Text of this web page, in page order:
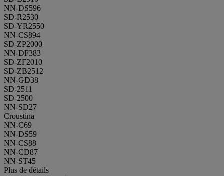
NN-DS596
SD-R2530
SD-YR2550
NN-CS894
SD-ZP2000
NN-DF383
SD-ZF2010
SD-ZB2512
NN-GD38
SD-2511
SD-2500
NN-SD27
Croustina
NN-C69
NN-DS59
NN-CS88
NN-CD87
NN-ST45
Plus de détails